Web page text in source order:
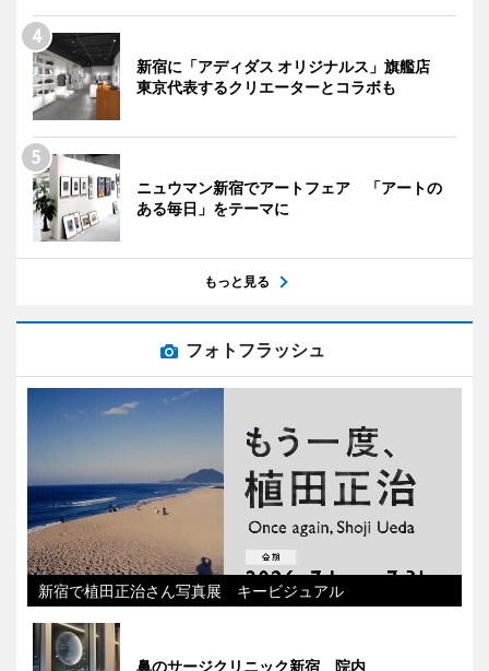
新宿に「アディダス オリジナルス」旗艦店
東京代表するクリエーターとコラボも
ニュウマン新宿でアートフェア 「アートの
ある毎日」をテーマに
もっと見る
フォトフラッシュ
新宿で植田正治さん写真展 キービジュアル
鼻のサージクリニック新宿 院内